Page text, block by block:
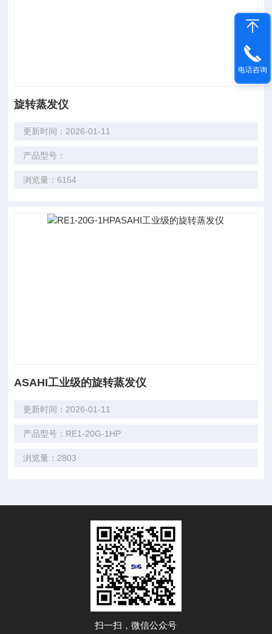
旋转蒸发仪
更新时间：2026-01-11
产品型号：
浏览量：6154
ASAHI工业级的旋转蒸发仪
更新时间：2026-01-11
产品型号：RE1-20G-1HP
浏览量：2803
扫一扫，微信公众号
电话咨询